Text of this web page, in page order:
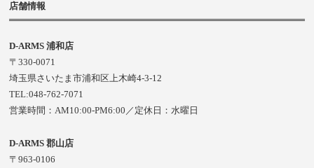
店舗情報
D-ARMS 浦和店
〒330-0071
埼玉県さいたま市浦和区上木崎4-3-12
TEL:048-762-7071
営業時間：AM10:00-PM6:00／定休日：水曜日
D-ARMS 郡山店
〒963-0106